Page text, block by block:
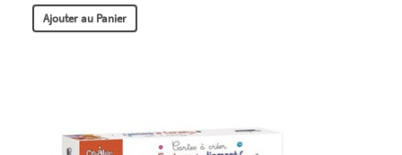
Ajouter au Panier